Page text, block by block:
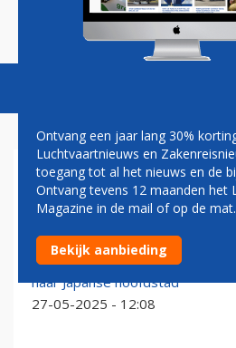
Magazine Podcasts
NARITA AIRPORT
Luchthaven Tokio Narita geeft
uitbreiding: straks miljoen
naar Japanse hoofdstad
27-05-2025 - 12:08
Ontvang een jaar lang 30%
Luchtvaartnieuws en
toegang tot al het nieuws en de
Ontvang tevens 12 maanden het
Magazine in de mail of op de mat.
Bekijk aanbieding